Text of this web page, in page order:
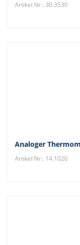
Artikel Nr.: 30.3530
Analoger
Artikel Nr.: 14.1020